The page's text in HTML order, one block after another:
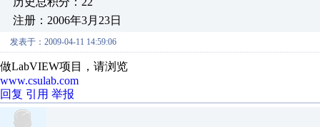
注册：2006年3月23日
发表于：2009-04-11 14:59:06
做LabVIEW项目，请浏览
www.csulab.com
回复 引用 举报